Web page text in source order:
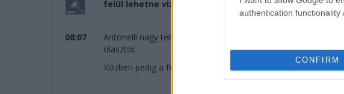
authentication functionality
CONFIRM
felül lehetne vizsgálni a kialakuló sebességkülönbség
08:07
Antonelli nagy tempóban szakad el Piastriéktól, innen ezt
olasztól.
Közben pedig a felügyelők "jegyezték" a Colapinto-Bearman